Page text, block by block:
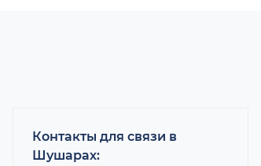
Контакты для связи в
Шушарах: